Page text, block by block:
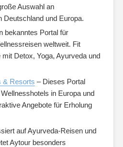
Auswahl an
Deutschland und Europa.
bekanntes Portal für
weltweit. Fit
Detox, Yoga, Ayurveda und
& Resorts – Dieses Portal
in Europa und
Angebote für Erholung
auf Ayurveda-Reisen und
Aytour besonders